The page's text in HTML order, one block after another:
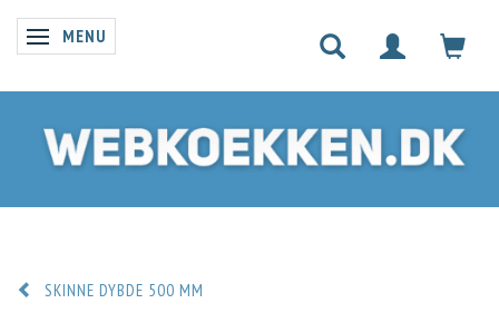
SKIFTE NAVIGATION
MENU
SKINNE DYBDE 500 MM